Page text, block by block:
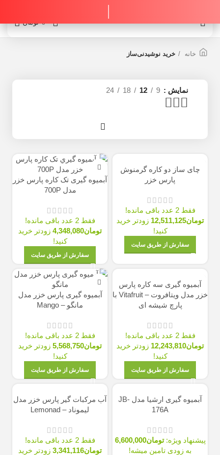
تومان 0
خانه خرید نوشیدنی‌ساز
نمایش 9
12
18
24
چای ساز دو کاره گرمنوش
پارس خزر
فقط 2 عدد باقی مانده!
تومان12,511,125 زودتر خرید
کنید!
سفارش از طریق سایت
آبمیوه گيری تک كاره پارس خزر
مدل 700P
فقط 2 عدد باقی مانده!
تومان4,348,080 زودتر خرید
کنید!
سفارش از طریق سایت
آبميوه گيری سه كاره پارس
خزر مدل ویتافروت – Vitafruit با
پارچ شیشه ای
فقط 2 عدد باقی مانده!
تومان12,243,810 زودتر خرید
کنید!
سفارش از طریق سایت
آبمیوه گیری پارس خزر مدل
مانگو – Mango
فقط 2 عدد باقی مانده!
تومان5,568,750 زودتر خرید
کنید!
سفارش از طریق سایت
آبمیوه گیری ارشیا مدل JB-
176A
پیشنهاد ویژه:تومان6,600,000
به زودی تامین میشه!
آب مركبات گير پارس خزر مدل
ليموناد – Lemonad
فقط 2 عدد باقی مانده!
تومان3,341,116 زودتر خرید